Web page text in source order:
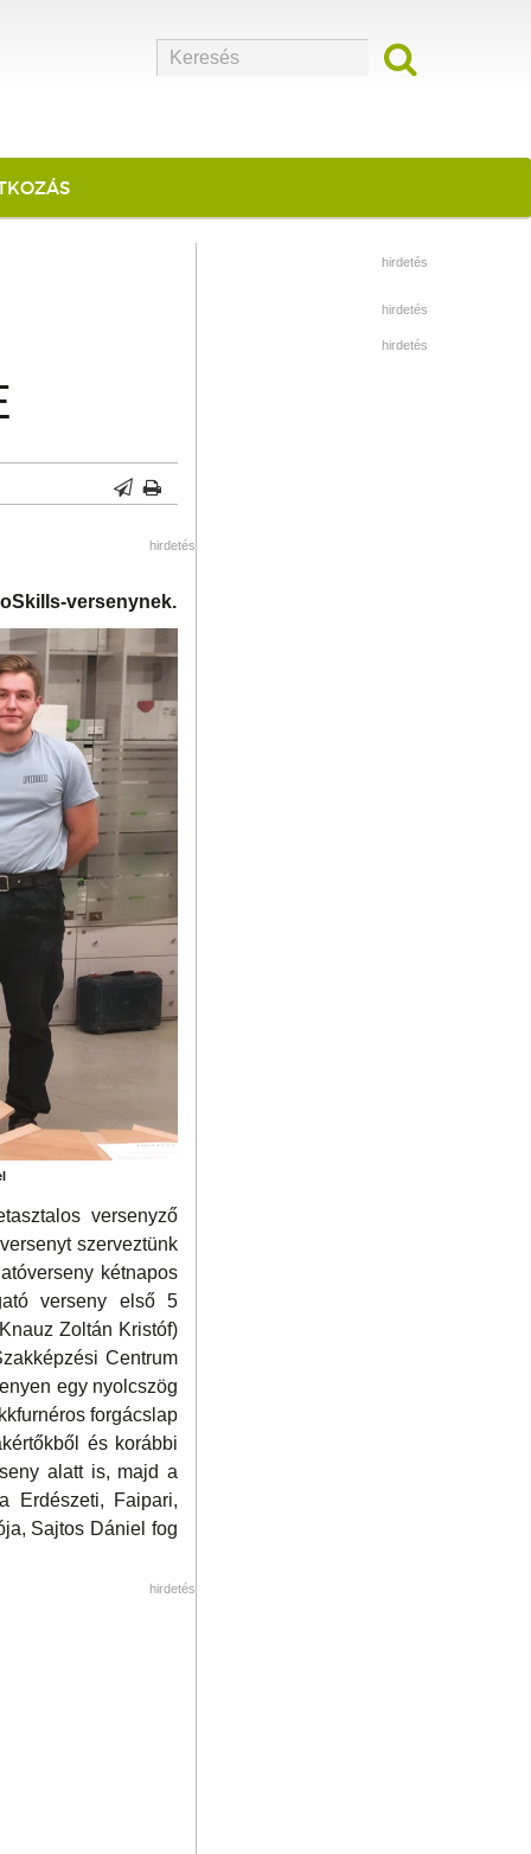
hirdetés
versenynek.
versenyző
szerveztünk
kétnapos
verseny első 5
Zoltán Kristóf)
Centrum
egy nyolcszög
forgácslap
és korábbi
alatt is, majd a
Erdészeti, Faipari,
Sajtos Dániel fog
hirdetés
hirdetés
hirdetés
hirdetés